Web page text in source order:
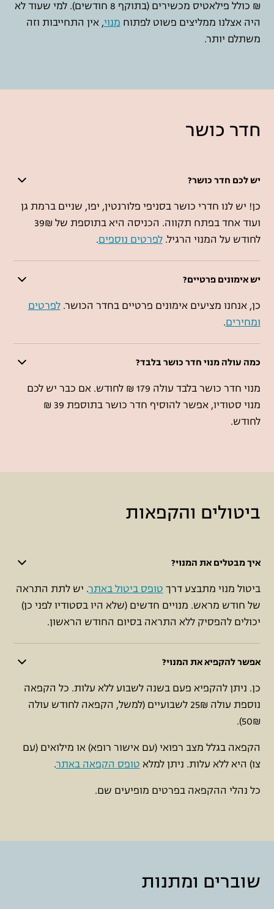
₪ כולל פילאטיס מכשירים (בתוקף 8 חודשים). למי שעוד לא
היה אצלנו ממליצים פשוט לפתוחמנוי, אין התחייבות וזה
משתלם יותר.
חדר כושר
יש לכם חדר כושר?
כן! יש לנו חדרי כושר בסניפי פלורנטין, יפו, שניים ברמת גן
ועוד אחד בפתח תקווה. הכניסה היא בתוספת של 39₪
לחודש על המנוי הרגיל.לפרטים נוספים.
יש אימונים פרטיים?
כן, אנחנו מציעים אימונים פרטיים בחדר הכושר.לפרטים
ומחירים.
כמה עולה מנוי חדר כושר בלבד?
מנוי חדר כושר בלבד עולה 179 ₪ לחודש. אם כבר יש לכם
מנוי סטודיו, אפשר להוסיף חדר כושר בתוספת 39 ₪
לחודש.
ביטולים והקפאות
איך מבטלים את המנוי?
ביטול מנוי מתבצע דרךטופס ביטול באתר. יש לתת התראה
של חודש מראש. מנויים חדשים (שלא היו בסטודיו לפני כן)
יכולים להפסיק ללא התראה בסיום החודש הראשון.
אפשר להקפיא את המנוי?
כן. ניתן להקפיא פעם בשנה לשבוע ללא עלות. כל הקפאה
נוספת עולה 25₪ לשבועיים (למשל, הקפאה לחודש עולה
50₪).
הקפאה בגלל מצב רפואי (עם אישור רופא) או מילואים (עם
צו) היא ללא עלות. ניתן למלאטופס הקפאה באתר.
כל נהלי ההקפאה בפרטים מופיעים שם.
שוברים ומתנות